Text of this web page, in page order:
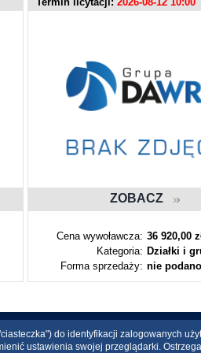
ZOBACZ
Cena wywoławcza: 36 920,00
Kategoria: Działki i
Forma sprzedaży: nie podano
do identyfikacji zalogowanych
ustawienia swojej przeglądarki.